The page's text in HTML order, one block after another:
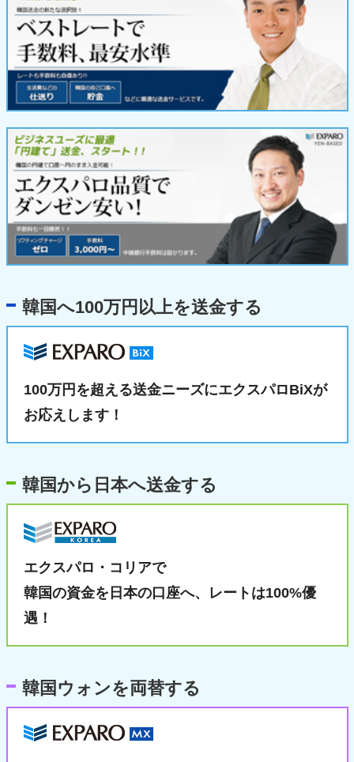
韓国へ100万円以上を送金する
100万円を超える送金ニーズにエクスパロBiXが
お応えします！
韓国から日本へ送金する
エクスパロ・コリアで
韓国の資金を日本の口座へ、
レートは100%優
遇！
韓国ウォンを両替する